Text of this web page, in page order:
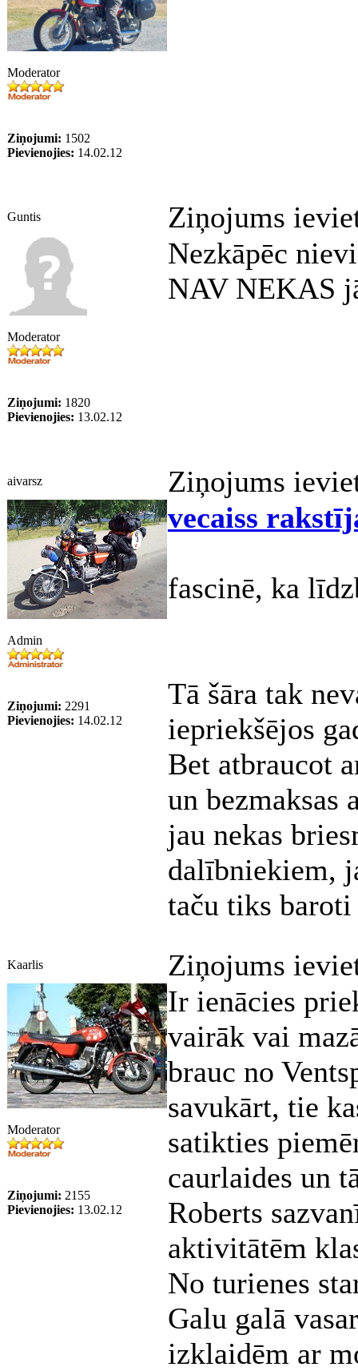
Moderator
Ziņojumi: 1502
Pievienojies: 14.02.12
Guntis Ziņojums
Moderator
Ziņojumi: 1820
Pievienojies: 13.02.12
Nezkāpēc
NAV NEKAS
aivarsz Ziņojums
Admin
Ziņojumi: 2291
Pievienojies: 14.02.12
vecaiss
fascinē, ka
Tā šāra tak
iepriekšējos
Bet atbraucot
un bezmaksas
jau nekas
dalībniekiem,
taču tiks
Kaarlis Ziņojums
Moderator
Ziņojumi: 2155
Pievienojies: 13.02.12
Ir ienācies
vairāk vai
brauc no
savukārt, tie
satikties
caurlaides un
Roberts
aktivitātēm
No turienes
Galu galā
izklaidēm ar